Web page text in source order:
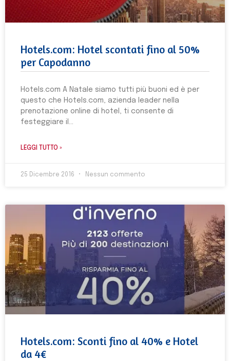
Hotels.com: Hotel scontati fino al 50%
per Capodanno
Hotels.com A Natale siamo tutti più buoni ed è per
questo che Hotels.com, azienda leader nella
prenotazione online di hotel, ti consente di
festeggiare il
LEGGI TUTTO »
25 Dicembre 2016 Nessun commento
Hotels.com: Sconti fino al 40% e Hotel
da 4€